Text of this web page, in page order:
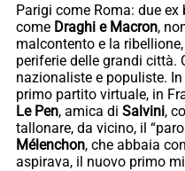
Parigi come Roma: due
come Draghi e Macron,
malcontento e la
periferie delle grandi città.
nazionaliste e populiste.
primo partito virtuale, in
Le Pen, amica di Salvini,
tallonare, da vicino, il
Mélenchon, che abbaia
aspirava, il nuovo primo